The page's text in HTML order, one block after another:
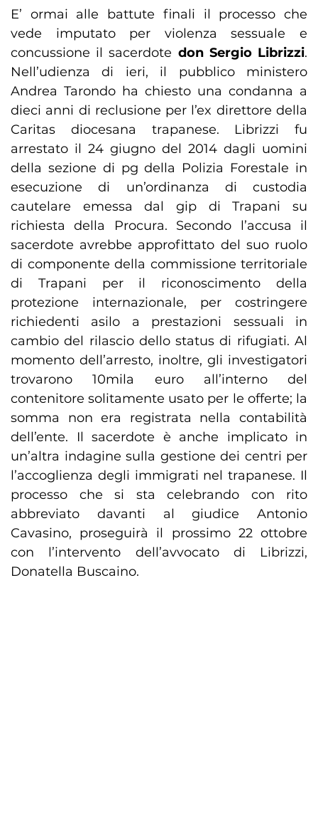
E’ ormai alle battute finali il processo che
vede imputato per violenza sessuale e
concussione il sacerdote don Sergio Librizzi.
Nell’udienza di ieri, il pubblico ministero
Andrea Tarondo ha chiesto una condanna a
dieci anni di reclusione per l’ex direttore della
Caritas diocesana trapanese. Librizzi fu
arrestato il 24 giugno del 2014 dagli uomini
della sezione di pg della Polizia Forestale in
esecuzione di un’ordinanza di custodia
cautelare emessa dal gip di Trapani su
richiesta della Procura. Secondo l’accusa il
sacerdote avrebbe approfittato del suo ruolo
di componente della commissione territoriale
di Trapani per il riconoscimento della
protezione internazionale, per costringere
richiedenti asilo a prestazioni sessuali in
cambio del rilascio dello status di rifugiati. Al
momento dell’arresto, inoltre, gli investigatori
trovarono 10mila euro all’interno del
contenitore solitamente usato per le offerte; la
somma non era registrata nella contabilità
dell’ente. Il sacerdote è anche implicato in
un’altra indagine sulla gestione dei centri per
l’accoglienza degli immigrati nel trapanese. Il
processo che si sta celebrando con rito
abbreviato davanti al giudice Antonio
Cavasino, proseguirà il prossimo 22 ottobre
con l’intervento dell’avvocato di Librizzi,
Donatella Buscaino.